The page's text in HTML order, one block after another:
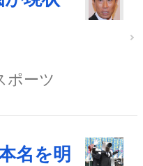
ポーツ
名を明